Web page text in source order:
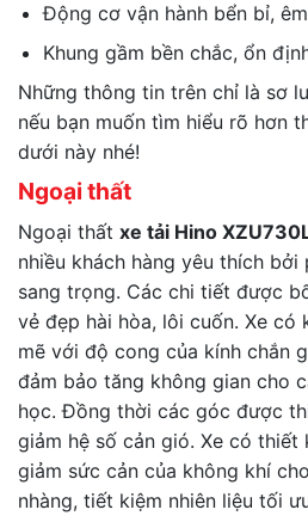
Động cơ vận hành bển bỉ,
Khung gầm bền chắc, ổn
Những thông tin trên chỉ là sơ
nếu bạn muốn tìm hiểu rõ hơn
dưới này nhé!
Ngoại thất
Ngoại thất xe tải Hino
nhiều khách hàng yêu thích bởi
sang trọng. Các chi tiết được
vẻ đẹp hài hòa, lôi cuốn. Xe có
mẽ với độ cong của kính chắn
đảm bảo tăng không gian cho
học. Đồng thời các góc được
giảm hệ số cản gió. Xe có thiết
giảm sức cản của không khí
nhàng, tiết kiệm nhiên liệu tối